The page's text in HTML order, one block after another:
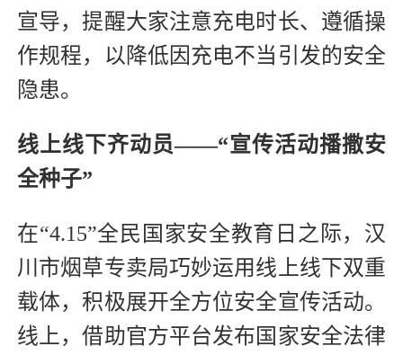
宣导，提醒大家注意充电时长、遵循操
作规程，以降低因充电不当引发的安全
隐患。
线上线下齐动员——“宣传活动播撒安
全种子”
在“4.15”全民国家安全教育日之际，汉
川市烟草专卖局巧妙运用线上线下双重
载体，积极展开全方位安全宣传活动。
线上，借助官方平台发布国家安全法律